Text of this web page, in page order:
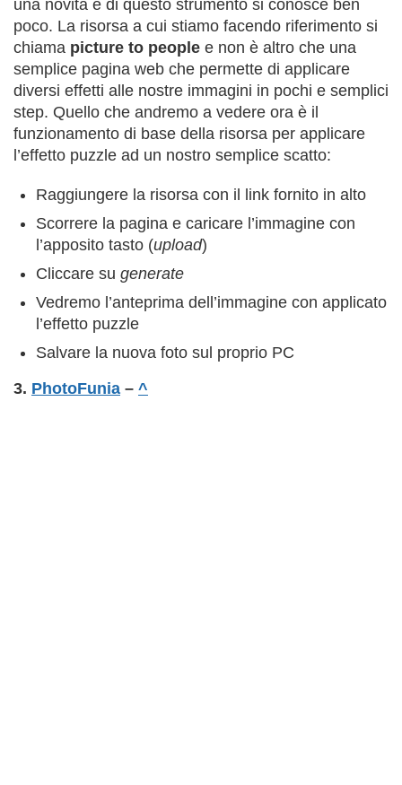
una novità e di questo strumento si conosce ben
poco. La risorsa a cui stiamo facendo riferimento si
chiama picture to people e non è altro che una
semplice pagina web che permette di applicare
diversi effetti alle nostre immagini in pochi e semplici
step. Quello che andremo a vedere ora è il
funzionamento di base della risorsa per applicare
l’effetto puzzle ad un nostro semplice scatto:
Raggiungere la risorsa con il link fornito in alto
Scorrere la pagina e caricare l’immagine con
l’apposito tasto (upload)
Cliccare su generate
Vedremo l’anteprima dell’immagine con applicato
l’effetto puzzle
Salvare la nuova foto sul proprio PC
3. PhotoFunia – ^